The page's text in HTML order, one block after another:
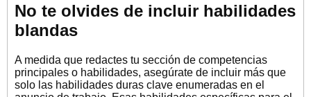
No te olvides de incluir habilidades
blandas
A medida que redactes tu sección de competencias
principales o habilidades, asegúrate de incluir más que
solo las habilidades duras clave enumeradas en el